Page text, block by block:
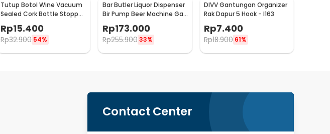
Tutup Botol Wine Vacuum
Sealed Cork Bottle Stopper
Rp15.400
Rp32.900 54%
Bar Butler Liquor Dispenser
Bir Pump Beer Machine Gas
Station 900ml - P-36
Rp173.000
Rp255.900 33%
DIVV Gantungan Organizer
Rak Dapur 5 Hook - I163
Rp7.400
Rp18.900 61%
Contact Center